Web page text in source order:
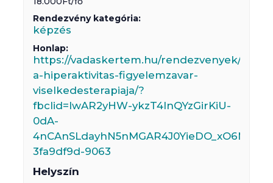
Rendezvény kategória:
képzés
Honlap:
https://vadaskertem.hu/rendezvenyek/
a-hiperaktivitas-figyelemzavar-
viselkedesterapiaja/?
fbclid=IwAR2yHW-ykzT4InQYzGirKiU-
0dA-
3fa9df9d-9063
Helyszín